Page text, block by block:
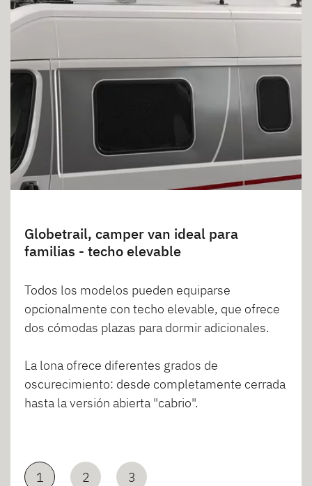
Globetrail, camper van ideal para
familias - techo elevable
Todos los modelos pueden equiparse
opcionalmente con techo elevable, que ofrece
dos cómodas plazas para dormir adicionales.
La lona ofrece diferentes grados de
oscurecimiento: desde completamente cerrada
hasta la versión abierta "cabrio".
1 2 3